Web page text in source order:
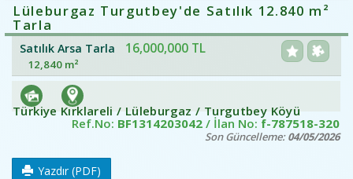
Lüleburgaz Turgutbey'de Satılık 12.840 m²
Tarla
Satılık Arsa Tarla 16,000,000 TL
12,840 m²
Türkiye Kırklareli / Lüleburgaz / Turgutbey Köyü
Ref.No: BF1314203042 / İlan No: f-787518-320
Son Güncelleme:04/05/2026
Yazdır (PDF)